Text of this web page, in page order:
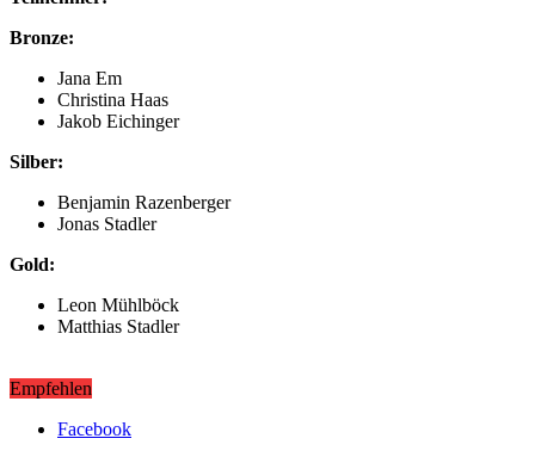
Bronze:
Jana Em
Christina Haas
Jakob Eichinger
Silber:
Benjamin Razenberger
Jonas Stadler
Gold:
Leon Mühlböck
Matthias Stadler
Empfehlen
Facebook